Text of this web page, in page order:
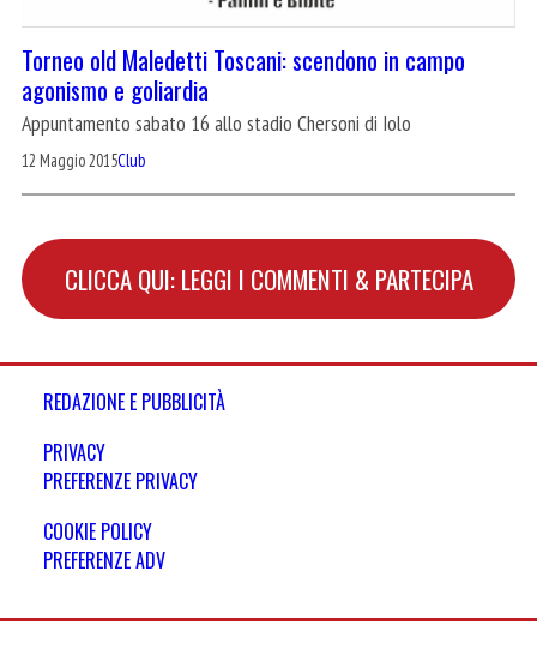
Torneo old Maledetti Toscani: scendono in campo
agonismo e goliardia
Appuntamento sabato 16 allo stadio Chersoni di Iolo
12 Maggio 2015Club
CLICCA QUI: LEGGI I COMMENTI & PARTECIPA
REDAZIONE E PUBBLICITÀ
PRIVACY
PREFERENZE PRIVACY
COOKIE POLICY
PREFERENZE ADV